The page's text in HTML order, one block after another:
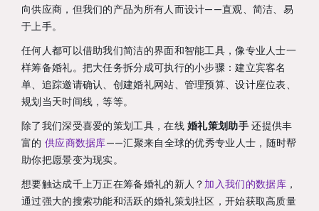
向供应商，但我们的产品为所有人而设计——直观、简洁、易
于上手。
任何人都可以借助我们简洁的界面和智能工具，像专业人士一
样筹备婚礼。把大任务拆分成可执行的小步骤：建立宾客名
单、追踪邀请确认、创建婚礼网站、管理预算、设计座位表、
规划当天时间线，等等。
除了我们深受喜爱的策划工具，在线婚礼策划助手还提供丰
富的 供应商数据库——汇聚来自全球的优秀专业人士，随时帮
助你把愿景变为现实。
想要触达成千上万正在筹备婚礼的新人？ 加入我们的数据库，
通过强大的搜索功能和活跃的婚礼策划社区，开始获取高质量